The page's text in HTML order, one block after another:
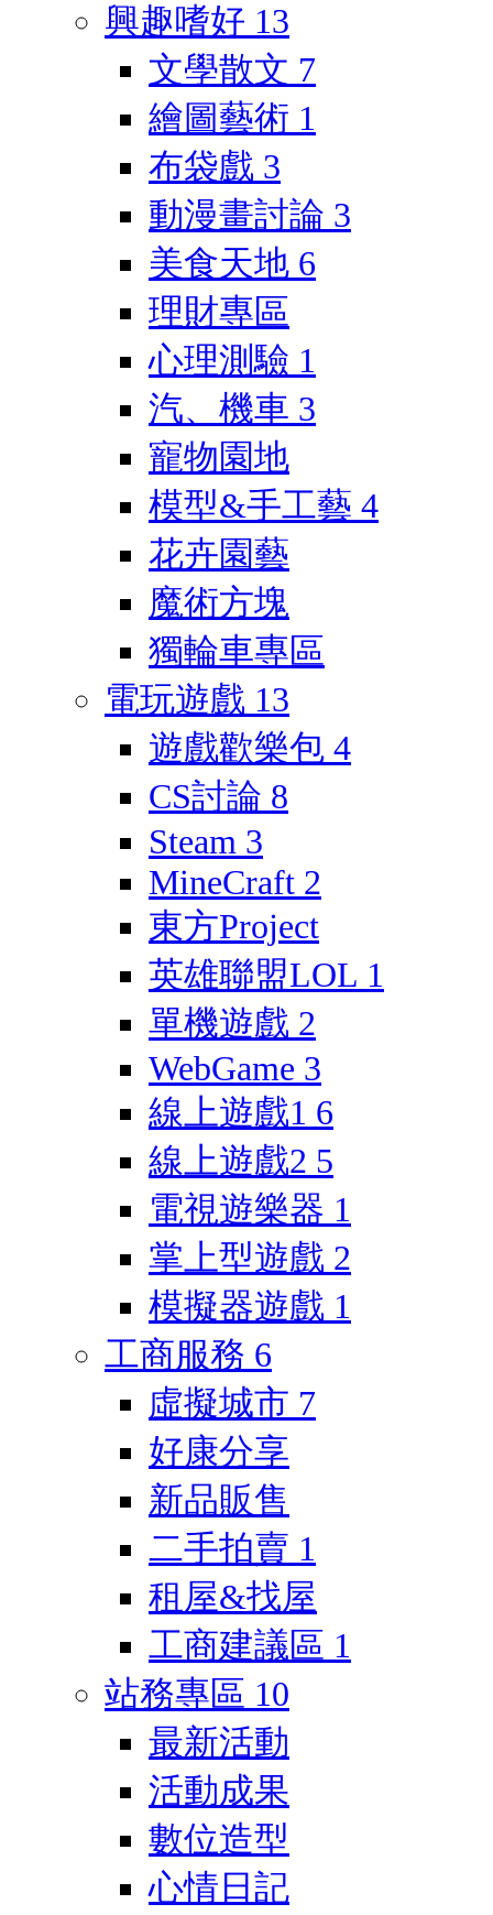
興趣嗜好 13
文學散文 7
繪圖藝術 1
布袋戲 3
動漫畫討論 3
美食天地 6
理財專區
心理測驗 1
汽、機車 3
寵物園地
模型&手工藝 4
花卉園藝
魔術方塊
獨輪車專區
電玩遊戲 13
遊戲歡樂包 4
CS討論 8
Steam 3
MineCraft 2
東方Project
英雄聯盟LOL 1
單機遊戲 2
WebGame 3
線上遊戲1 6
線上遊戲2 5
電視遊樂器 1
掌上型遊戲 2
模擬器遊戲 1
工商服務 6
虛擬城市 7
好康分享
新品販售
二手拍賣 1
租屋&找屋
工商建議區 1
站務專區 10
最新活動
活動成果
數位造型
心情日記